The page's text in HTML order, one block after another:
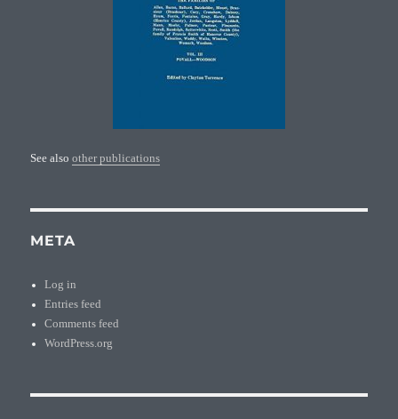
See alsoother publications
META
Log in
Entries feed
Comments feed
WordPress.org